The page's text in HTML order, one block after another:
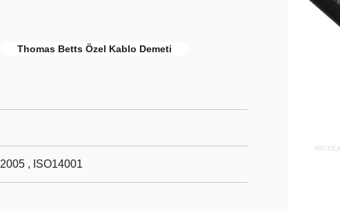
Thomas Betts Özel Kablo Demeti
, ISO14001